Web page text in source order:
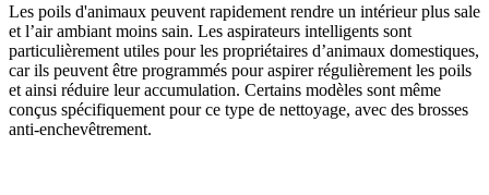
Les poils d'animaux peuvent rapidement rendre un intérieur plus sale
et l’air ambiant moins sain. Les aspirateurs intelligents sont
particulièrement utiles pour les propriétaires d’animaux domestiques,
car ils peuvent être programmés pour aspirer régulièrement les poils
et ainsi réduire leur accumulation. Certains modèles sont même
conçus spécifiquement pour ce type de nettoyage, avec des brosses
anti-enchevêtrement.